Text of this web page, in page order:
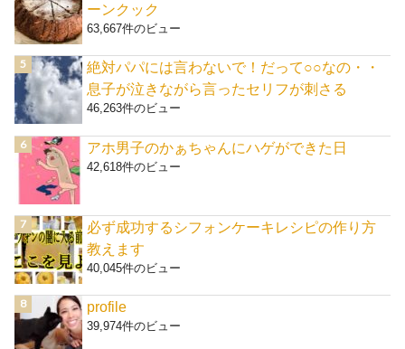
ーンクック
63,667件のビュー
絶対パパには言わないで！だって○○なの・・
息子が泣きながら言ったセリフが刺さる
46,263件のビュー
アホ男子のかぁちゃんにハゲができた日
42,618件のビュー
必ず成功するシフォンケーキレシピの作り方
教えます
40,045件のビュー
profile
39,974件のビュー